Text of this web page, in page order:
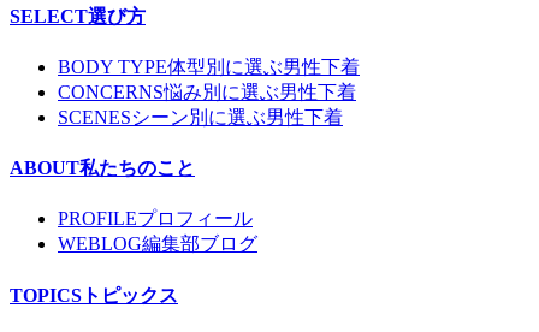
SELECT選び方
BODY TYPE体型別に選ぶ男性下着
CONCERNS悩み別に選ぶ男性下着
SCENESシーン別に選ぶ男性下着
ABOUT私たちのこと
PROFILEプロフィール
WEBLOG編集部ブログ
TOPICS トピックス